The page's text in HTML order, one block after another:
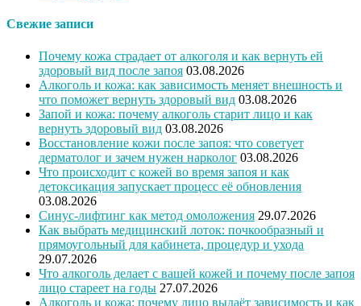
Свежие записи
Почему кожа страдает от алкоголя и как вернуть ей
здоровый вид после запоя 03.08.2026
Алкоголь и кожа: как зависимость меняет внешность и
что поможет вернуть здоровый вид 03.08.2026
Запой и кожа: почему алкоголь старит лицо и как
вернуть здоровый вид 03.08.2026
Восстановление кожи после запоя: что советует
дерматолог и зачем нужен нарколог 03.08.2026
Что происходит с кожей во время запоя и как
детоксикация запускает процесс её обновления
03.08.2026
Синус-лифтинг как метод омоложения 29.07.2026
Как выбрать медицинский лоток: почкообразный и
прямоугольный для кабинета, процедур и ухода
29.07.2026
Что алкоголь делает с вашей кожей и почему после запоя
лицо стареет на годы 27.07.2026
Алкоголь и кожа: почему лицо выдаёт зависимость и как